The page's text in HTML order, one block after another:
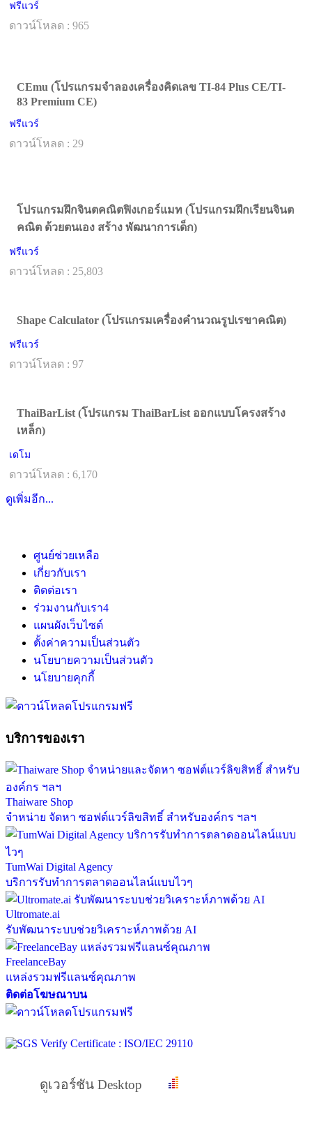
ฟรีแวร์
ดาวน์โหลด : 965
CEmu (โปรแกรมจำลองเครื่องคิดเลข TI-84 Plus CE/TI-
83 Premium CE)
ฟรีแวร์
ดาวน์โหลด : 29
โปรแกรมฝึกจินตคณิตฟิงเกอร์แมท (โปรแกรมฝึกเรียนจินต
คณิต ด้วยตนเอง สร้าง พัฒนาการเด็ก)
ฟรีแวร์
ดาวน์โหลด : 25,803
Shape Calculator (โปรแกรมเครื่องคำนวณรูปเรขาคณิต)
ฟรีแวร์
ดาวน์โหลด : 97
ThaiBarList (โปรแกรม ThaiBarList ออกแบบโครงสร้าง
เหล็ก)
เดโม
ดาวน์โหลด : 6,170
ดูเพิ่มอีก...
ศูนย์ช่วยเหลือ
เกี่ยวกับเรา
ติดต่อเรา
ร่วมงานกับเรา4
แผนผังเว็บไซต์
ตั้งค่าความเป็นส่วนตัว
นโยบายความเป็นส่วนตัว
นโยบายคุกกี้
บริการของเรา
Thaiware Shop
จำหน่าย จัดหา ซอฟต์แวร์ลิขสิทธิ์ สำหรับองค์กร ฯลฯ
TumWai Digital Agency
บริการรับทำการตลาดออนไลน์แบบไวๆ
Ultromate.ai
รับพัฒนาระบบช่วยวิเคราะห์ภาพด้วย AI
FreelanceBay
แหล่งรวมฟรีแลนซ์คุณภาพ
ติดต่อโฆษณาบน
ดูเวอร์ชัน Desktop